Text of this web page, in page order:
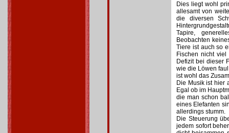
Dies liegt wohl
allesamt von
die diversen
Tapire,
Beobachten
Tiere ist auch so
Fischen nicht
Defizit bei dieser
wie die Löwen
ist wohl das
Die Musik ist hier
Egal ob im
die man schon
eines Elefanten
allerdings stumm.
Die Steuerung
jedem sofort